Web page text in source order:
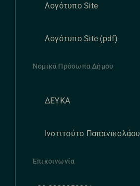
Λογότυπο Site
Λογότυπο Site (pdf)
Νομικά Πρόσωπα Δήμου
ΔΕΥΚΑ
Ινστιτούτο Παπανικολάου
Επικοινωνία